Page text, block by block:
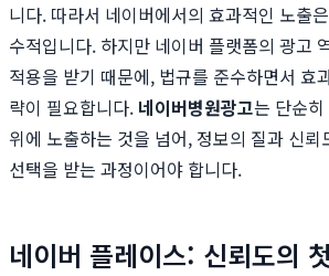
니다. 따라서 네이버에서의 효과적인 노출
수적입니다. 하지만 네이버 플랫폼의 광고
적용을 받기 때문에, 법규를 준수하면서 효
략이 필요합니다. 네이버병원광고는 단순
위에 노출하는 것을 넘어, 정보의 질과 신뢰
선택을 받는 과정이어야 합니다.
네이버 플레이스: 신뢰도의